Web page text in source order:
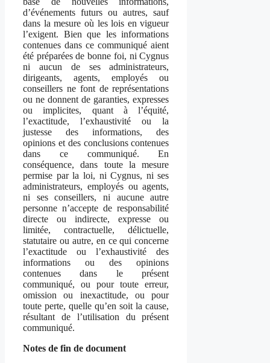
d’événements futurs ou autres, sauf
dans la mesure où les lois en vigueur
l’exigent. Bien que les informations
contenues dans ce communiqué aient
été préparées de bonne foi, ni Cygnus
ni aucun de ses administrateurs,
dirigeants, agents, employés ou
conseillers ne font de représentations
ou ne donnent de garanties, expresses
ou implicites, quant à l’équité,
l’exactitude, l’exhaustivité ou la
justesse des informations, des
opinions et des conclusions contenues
dans ce communiqué. En
conséquence, dans toute la mesure
permise par la loi, ni Cygnus, ni ses
administrateurs, employés ou agents,
ni ses conseillers, ni aucune autre
personne n’accepte de responsabilité
directe ou indirecte, expresse ou
limitée, contractuelle, délictuelle,
statutaire ou autre, en ce qui concerne
l’exactitude ou l’exhaustivité des
informations ou des opinions
contenues dans le présent
communiqué, ou pour toute erreur,
omission ou inexactitude, ou pour
toute perte, quelle qu’en soit la cause,
résultant de l’utilisation du présent
communiqué.
Notes de fin de document